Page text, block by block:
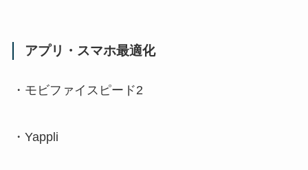
アプリ・スマホ最適化
・モビファイスピード2
・ Yappli